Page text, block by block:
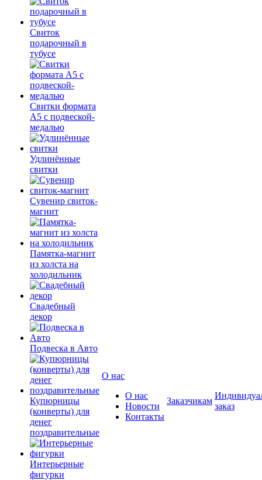
Свиток
подарочный в
тубусе
Свитки формата
А5 с подвеской-
медалью
Удлинённые
свитки
Сувенир свиток-
магнит
Памятка-магнит
из холста на
холодильник
Свадебный
декор
Подвеска в Авто
Купюрницы
(конверты) для
денег
поздравительные
Интерьерные
фигурки
О нас
О нас
Новости
Контакты
Заказчикам
заказ